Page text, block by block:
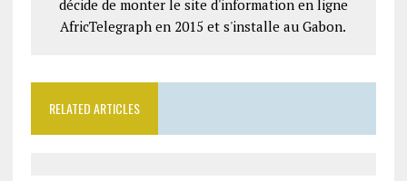
décide de monter le site d'information en ligne
AfricTelegraph en 2015 et s'installe au Gabon.
RELATED ARTICLES